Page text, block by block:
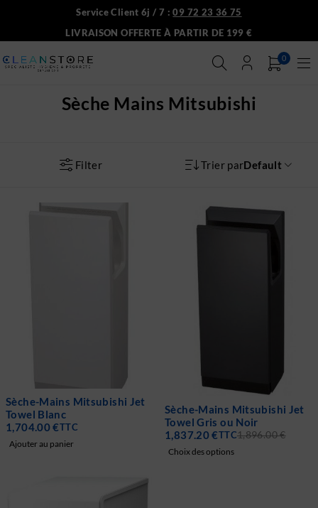
Service Client 6j / 7 :09 72 23 36 75
LIVRAISON OFFERTE À PARTIR DE 199 €
0
Sèche Mains Mitsubishi
Filter Trier parDefault
Sèche-Mains Mitsubishi Jet
Towel Blanc
1,704.00€TTC
Ajouter au panier
Sèche-Mains Mitsubishi Jet
Towel Gris ou Noir
1,896.00€
1,837.20€TTC
Choix des options